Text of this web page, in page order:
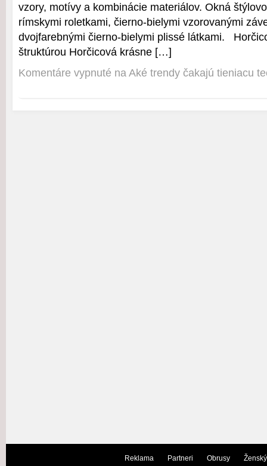
vzory, motívy a kombinácie materiálov. Okná
rímskymi roletkami, čierno-bielymi vzorovanými
dvojfarebnými čierno-bielymi plissé látkami.
štruktúrou Horčicová krásne […]
Komentáre vypnuté na Aké trendy čakajú tieniacu
Reklama Partneri Obrusy